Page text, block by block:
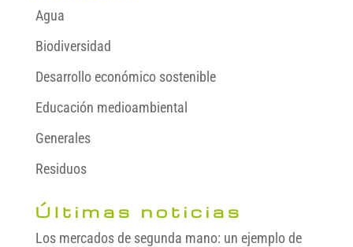
Agua
Biodiversidad
Desarrollo económico sostenible
Educación medioambiental
Generales
Residuos
Últimas noticias
Los mercados de segunda mano: un ejemplo de